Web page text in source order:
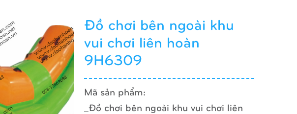
Đồ chơi bên ngoài khu
vui chơi liên hoàn
9H6309
Mã sản phẩm:
_Đồ chơi bên ngoài khu vui chơi liên